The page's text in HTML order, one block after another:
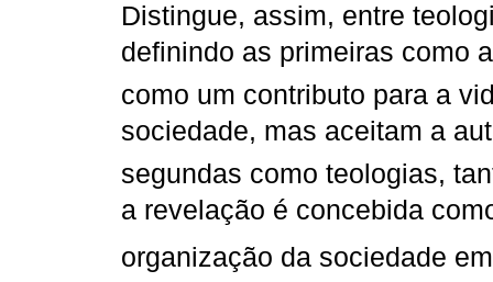
Distingue, assim, entre
definindo as primeiras como
como um contributo para a
sociedade, mas aceitam a
segundas como teologias,
a revelação é concebida
organização da sociedade